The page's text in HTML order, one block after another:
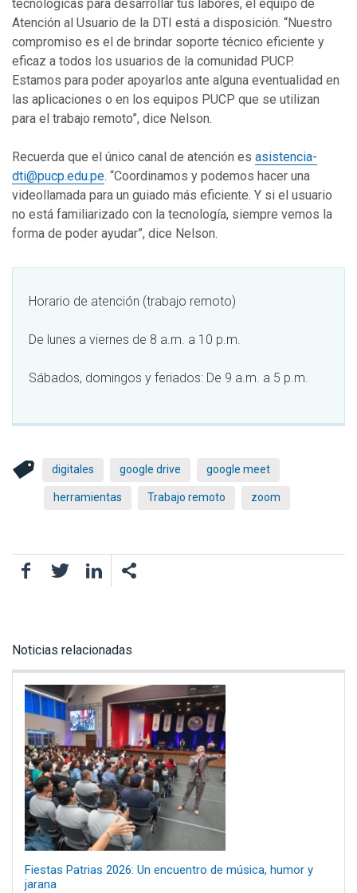
tecnológicas para desarrollar tus labores, el equipo de
Atención al Usuario de la DTI está a disposición. “Nuestro
compromiso es el de brindar soporte técnico eficiente y
eficaz a todos los usuarios de la comunidad PUCP.
Estamos para poder apoyarlos ante alguna eventualidad en
las aplicaciones o en los equipos PUCP que se utilizan
para el trabajo remoto”, dice Nelson.
Recuerda que el único canal de atención es asistencia-
dti@pucp.edu.pe. “Coordinamos y podemos hacer una
videollamada para un guiado más eficiente. Y si el usuario
no está familiarizado con la tecnología, siempre vemos la
forma de poder ayudar”, dice Nelson.
Horario de atención (trabajo remoto)
De lunes a viernes de 8 a.m. a 10 p.m.
Sábados, domingos y feriados: De 9 a.m. a 5 p.m.
digitales google drive google meet
herramientas Trabajo remoto zoom
FacebookTwitterLinkedIn
Noticias relacionadas
Fiestas Patrias 2026: Un encuentro de música, humor y
jarana